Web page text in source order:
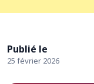
Publié le
25 février 2026